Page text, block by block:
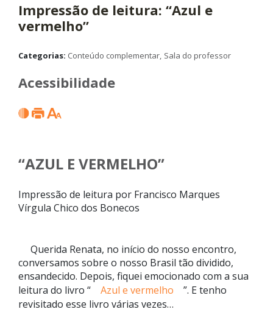
Impressão de leitura: “Azul e
vermelho”
Categorias: Conteúdo complementar Sala do professor
Acessibilidade
“AZUL E VERMELHO”
Impressão de leitura por Francisco Marques
Vírgula Chico dos Bonecos
Querida Renata, no início do nosso encontro,
conversamos sobre o nosso Brasil tão dividido,
ensandecido. Depois, fiquei emocionado com a sua
leitura do livro “
Azul e vermelho
”. E tenho
revisitado esse livro várias vezes…